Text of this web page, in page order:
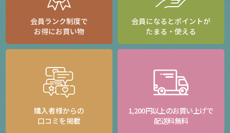
会員ランク制度で
お得にお買い物
会員になるとポイントが
たまる・使える
購入者様からの
口コミを掲載
1,200円以上のお買い上げで
配送料無料